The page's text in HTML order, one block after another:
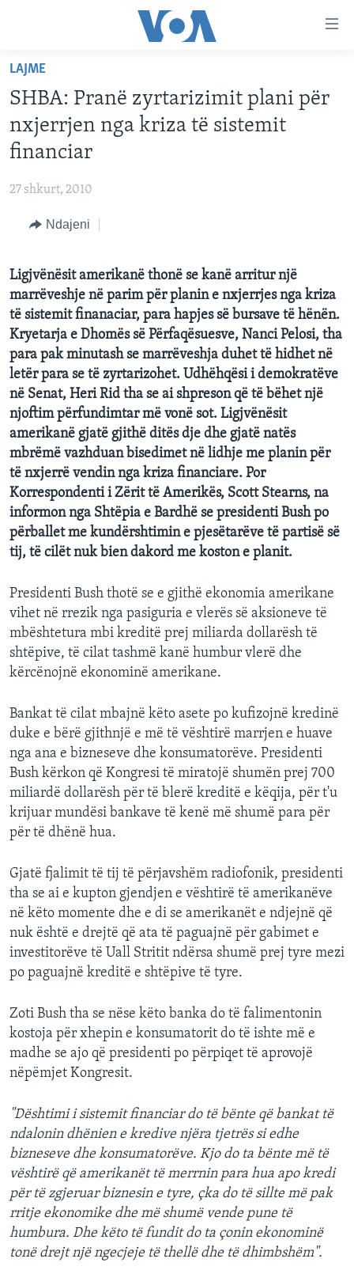
faqen
kryesore
tek
faqja
Kalo
kërkimi
AMERIKA
EVROPA
BOTA
KULTURË
SHKENCË DHE TEKNOLOGJI
SHËNDETËSI
INTERVISTA
DITARI
DITARI
Learning English
FOLLOW US
Gjuhët
LAJME
SHBA: Pranë zyrtarizimit plani për
nxjerrjen nga kriza të sistemit
financiar
27 shkurt, 2010
Ndajeni
Ligjvënësit amerikanë thonë se kanë arritur një
marrëveshje në parim për planin e nxjerrjes nga kriza
të sistemit finanaciar, para hapjes së bursave të hënën.
Kryetarja e Dhomës së Përfaqësuesve, Nanci Pelosi, tha
para pak minutash se marrëveshja duhet të hidhet në
letër para se të zyrtarizohet. Udhëhqësi i demokratëve
në Senat, Heri Rid tha se ai shpreson që të bëhet një
njoftim përfundimtar më vonë sot. Ligjvënësit
amerikanë gjatë gjithë ditës dje dhe gjatë natës
mbrëmë vazhduan bisedimet në lidhje me planin për
të nxjerrë vendin nga kriza financiare. Por
Korrespondenti i Zërit të Amerikës, Scott Stearns, na
informon nga Shtëpia e Bardhë se presidenti Bush po
përballet me kundërshtimin e pjesëtarëve të partisë së
tij, të cilët nuk bien dakord me koston e planit.
Presidenti Bush thotë se e gjithë ekonomia amerikane
vihet në rrezik nga pasiguria e vlerës së aksioneve të
mbështetura mbi kreditë prej miliarda dollarësh të
shtëpive, të cilat tashmë kanë humbur vlerë dhe
kërcënojnë ekonominë amerikane.
Bankat të cilat mbajnë këto asete po kufizojnë kredinë
duke e bërë gjithnjë e më të vështirë marrjen e huave
nga ana e bizneseve dhe konsumatorëve. Presidenti
Bush kërkon që Kongresi të miratojë shumën prej 700
miliardë dollarësh për të blerë kreditë e këqija, për t'u
krijuar mundësi bankave të kenë më shumë para për
për të dhënë hua.
Gjatë fjalimit të tij të përjavshëm radiofonik, presidenti
tha se ai e kupton gjendjen e vështirë të amerikanëve
në këto momente dhe e di se amerikanët e ndjejnë që
nuk është e drejtë që ata të paguajnë për gabimet e
investitorëve të Uall Stritit ndërsa shumë prej tyre mezi
po paguajnë kreditë e shtëpive të tyre.
Zoti Bush tha se nëse këto banka do të falimentonin
kostoja për xhepin e konsumatorit do të ishte më e
madhe se ajo që presidenti po përpiqet të aprovojë
nëpëmjet Kongresit.
"Dështimi i sistemit financiar do të bënte që bankat të
ndalonin dhënien e kredive njëra tjetrës si edhe
bizneseve dhe konsumatorëve. Kjo do ta bënte më të
vështirë që amerikanët të merrnin para hua apo kredi
për të zgjeruar biznesin e tyre, çka do të sillte më pak
rritje ekonomike dhe më shumë vende pune të
humbura. Dhe këto të fundit do ta çonin ekonominë
tonë drejt një ngecjeje të thellë dhe të dhimbshëm".